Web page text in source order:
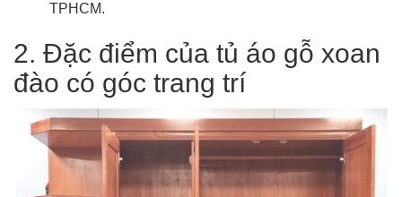
TPHCM.
2. Đặc điểm của tủ áo gỗ xoan
đào có góc trang trí